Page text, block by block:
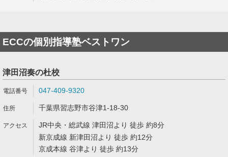
ECCの個別指導塾ベストワン
津田沼奏の杜校
047-409-9320
千葉県習志野市谷津1-18-30
JR中央・総武線 津田沼より 徒歩 約8分
新京成線 新津田沼より 徒歩 約12分
京成本線 谷津より 徒歩 約13分